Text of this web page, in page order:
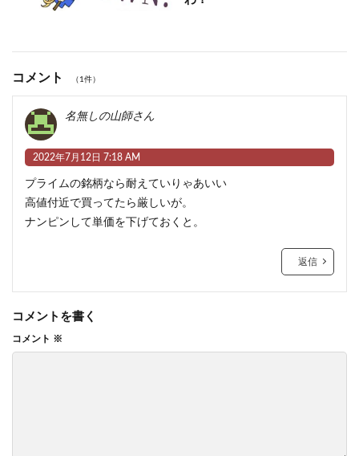
コメント （1件）
名無しの山師さん
2022年7月12日 7:18 AM
プライムの銘柄なら耐えていりゃあいい
高値付近で買ってたら厳しいが。
ナンピンして単価を下げておくと。
返信
コメントを書く
コメント ※